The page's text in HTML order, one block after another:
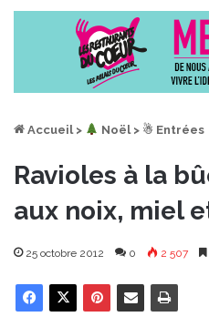
Accueil > ︎ Noël > ☃ Entrées
Ravioles à la
aux noix, miel
25 octobre 2012 0 2 507